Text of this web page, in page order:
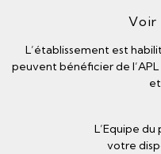
Voir
L’établissement est
peuvent bénéficier de l’APL
L’Equipe
votre